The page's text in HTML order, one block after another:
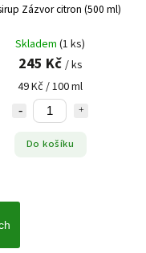
Zázvor citron (500 ml)
Skladem (1 ks)
245 Kč / ks
49 Kč / 100 ml
Do košíku